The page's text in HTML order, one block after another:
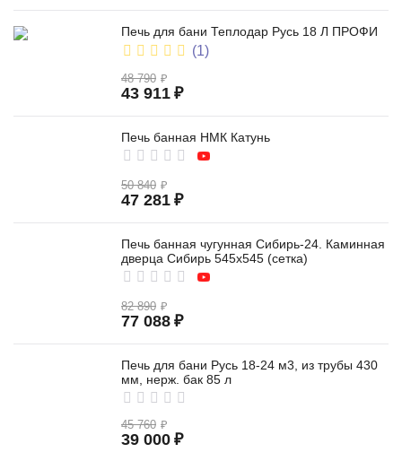
Печь для бани Теплодар Русь 18 Л ПРОФИ
(1)
48 790 ₽
43 911 ₽
Печь банная НМК Катунь
50 840 ₽
47 281 ₽
Печь банная чугунная Сибирь-24. Каминная
дверца Сибирь 545х545 (сетка)
82 890 ₽
77 088 ₽
Печь для бани Русь 18-24 м3, из трубы 430
мм, нерж. бак 85 л
45 760 ₽
39 000 ₽